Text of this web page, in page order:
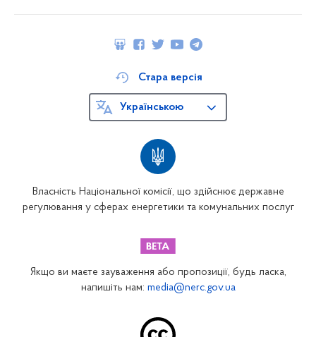
Власність Національної комісії, що здійснює державне
регулювання у сферах енергетики та комунальних послуг
Стара версія
Українською
Якщо ви маєте зауваження або пропозиції, будь ласка,
напишіть нам: media@nerc.gov.ua